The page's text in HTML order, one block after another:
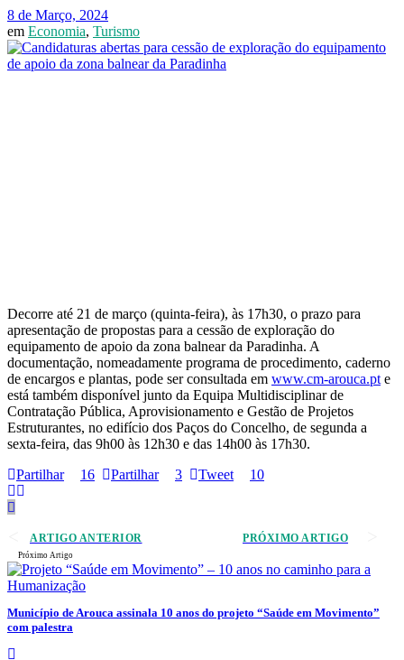
8 de Março, 2024
em Economia, Turismo
Decorre até 21 de março (quinta-feira), às 17h30, o prazo para
apresentação de propostas para a cessão de exploração do
equipamento de apoio da zona balnear da Paradinha. A
documentação, nomeadamente programa de procedimento, caderno
de encargos e plantas, pode ser consultada em www.cm-arouca.pt e
está também disponível junto da Equipa Multidisciplinar de
Contratação Pública, Aprovisionamento e Gestão de Projetos
Estruturantes, no edifício dos Paços do Concelho, de segunda a
sexta-feira, das 9h00 às 12h30 e das 14h00 às 17h30.
Partilhar
16 Partilhar 3 Tweet 10
ARTIGO ANTERIOR PRÓXIMO ARTIGO
Próximo Artigo
Município de Arouca assinala 10 anos do projeto “Saúde em Movimento”
com palestra